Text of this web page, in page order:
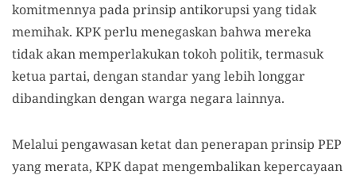
komitmennya pada prinsip antikorupsi yang tidak
memihak. KPK perlu menegaskan bahwa mereka
tidak akan memperlakukan tokoh politik, termasuk
ketua partai, dengan standar yang lebih longgar
dibandingkan dengan warga negara lainnya.
Melalui pengawasan ketat dan penerapan prinsip PEP
yang merata, KPK dapat mengembalikan kepercayaan